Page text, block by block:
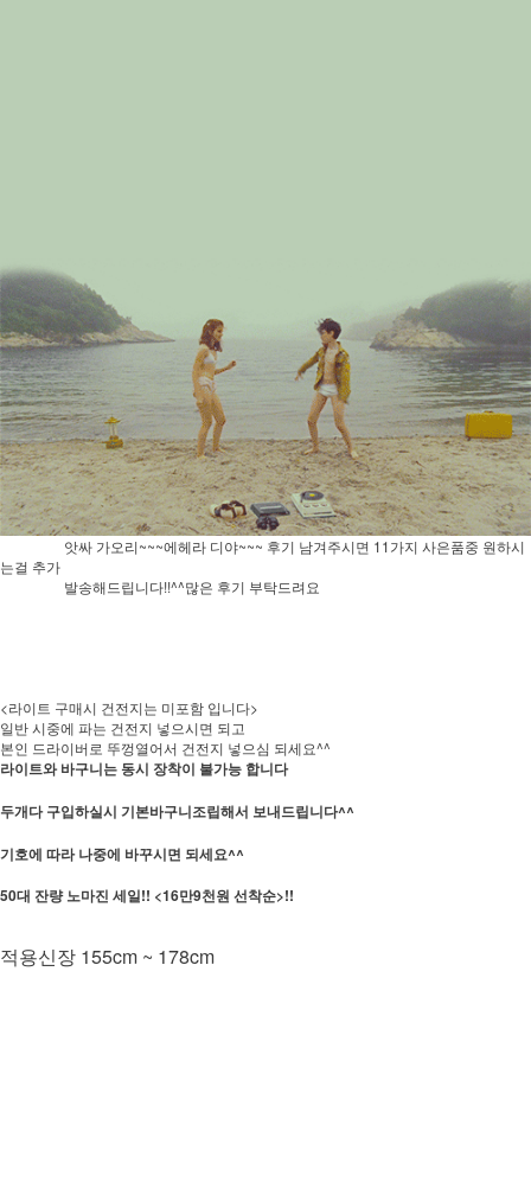
앗싸 가오리~~~에헤라 디야~~~ 후기 남겨주시면 11가지 사은품중 원하시
는걸 추가
발송해드립니다!!^^많은 후기 부탁드려요
<라이트 구매시 건전지는 미포함 입니다>
일반 시중에 파는 건전지 넣으시면 되고
본인 드라이버로 뚜껑열어서 건전지 넣으심 되세요^^
라이트와 바구니는 동시 장착이 불가능 합니다
두개다 구입하실시 기본바구니조립해서 보내드립니다^^
기호에 따라 나중에 바꾸시면 되세요^^
50대 잔량 노마진 세일!! <16만9천원 선착순>!!
적용신장 155cm ~ 178cm